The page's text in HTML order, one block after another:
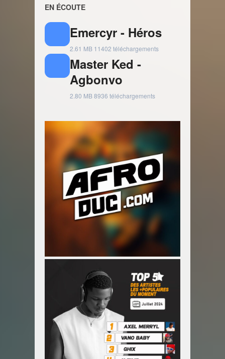
EN ÉCOUTE
Emercyr - Héros
2.61 MB 11402 téléchargements
Master Ked -
Agbonvo
2.80 MB8936 téléchargements